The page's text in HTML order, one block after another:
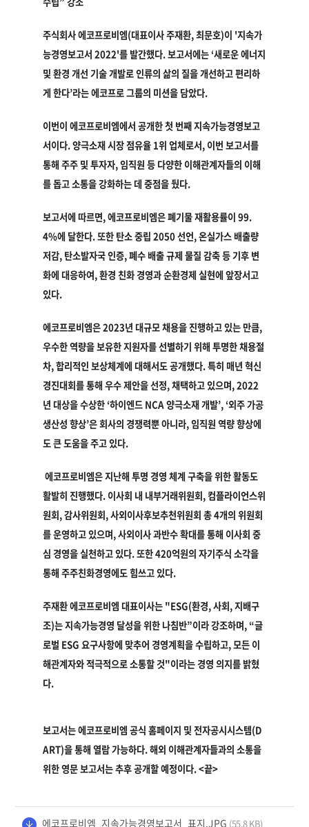
주식회사 에코프로비엠(대표이사 주재환, 최문호)이 '지속가
능경영보고서 2022'를 발간했다. 보고서에는 ‘새로운 에너지
및 환경 개선 기술 개발로 인류의 삶의 질을 개선하고 편리하
게 한다’라는 에코프로 그룹의 미션을 담았다.
이번이 에코프로비엠에서 공개한 첫 번째 지속가능경영보고
서이다. 양극소재 시장 점유율 1위 업체로서, 이번 보고서를
통해 주주 및 투자자, 임직원 등 다양한 이해관계자들의 이해
를 돕고 소통을 강화하는 데 중점을 뒀다.
보고서에 따르면, 에코프로비엠은 폐기물 재활용률이 99.
4%에 달한다. 또한 탄소 중립 2050 선언, 온실가스 배출량
저감, 탄소발자국 인증, 폐수 배출 규제 물질 감축 등 기후 변
화에 대응하여, 환경 친화 경영과 순환경제 실현에 앞장서고
있다.
에코프로비엠은 2023년 대규모 채용을 진행하고 있는 만큼,
우수한 역량을 보유한 지원자를 선별하기 위해 투명한 채용절
차, 합리적인 보상체계에 대해서도 공개했다. 특히 매년 혁신
경진대회를 통해 우수 제안을 선정, 채택하고 있으며, 2022
년 대상을 수상한 ‘하이엔드 NCA 양극소재 개발’, ‘외주 가공
생산성 향상’은 회사의 경쟁력뿐 아니라, 임직원 역량 향상에
도 큰 도움을 주고 있다.
에코프로비엠은 지난해 투명 경영 체계 구축을 위한 활동도
활발히 진행했다. 이사회 내 내부거래위원회, 컴플라이언스위
원회, 감사위원회, 사외이사후보추천위원회 총 4개의 위원회
를 운영하고 있으며, 사외이사 과반수 확대를 통해 이사회 중
심 경영을 실천하고 있다. 또한 420억원의 자기주식 소각을
통해 주주친화경영에도 힘쓰고 있다.
주재환 에코프로비엠 대표이사는 "ESG(환경, 사회, 지배구
조)는 지속가능경영 달성을 위한 나침반”이라 강조하며, “글
로벌 ESG 요구사항에 맞추어 경영계획을 수립하고, 모든 이
해관계자와 적극적으로 소통할 것"이라는 경영 의지를 밝혔
다.
보고서는 에코프로비엠 공식 홈페이지 및 전자공시시스템(D
ART)을 통해 열람 가능하다. 해외 이해관계자들과의 소통을
위한 영문 보고서는 추후 공개할 예정이다. <끝>
에코프로비엠_지속가능경영보고서_표지.JPG (55.8 KB)